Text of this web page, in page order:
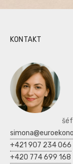
KONTAKT
+421 907 234 066
+420 774 699 168